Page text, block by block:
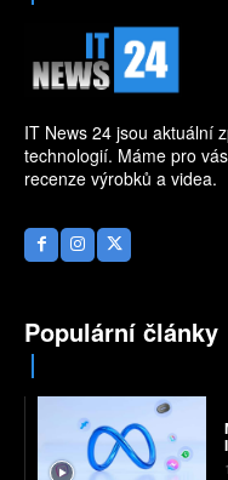
IT News 24 jsou aktuální
technologií. Máme pro
recenze výrobků a videa.
Populární články